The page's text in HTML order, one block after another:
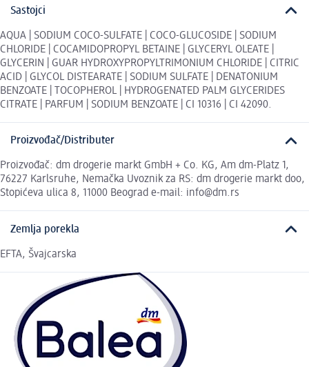
Sastojci
AQUA | SODIUM COCO-SULFATE | COCO-GLUCOSIDE | SODIUM
CHLORIDE | COCAMIDOPROPYL BETAINE | GLYCERYL OLEATE |
GLYCERIN | GUAR HYDROXYPROPYLTRIMONIUM CHLORIDE | CITRIC
ACID | GLYCOL DISTEARATE | SODIUM SULFATE | DENATONIUM
BENZOATE | TOCOPHEROL | HYDROGENATED PALM GLYCERIDES
CITRATE | PARFUM | SODIUM BENZOATE | CI 10316 | CI 42090.
Proizvođač/Distributer
Proizvođač: dm drogerie markt GmbH + Co. KG, Am dm-Platz 1,
76227 Karlsruhe, Nemačka Uvoznik za RS: dm drogerie markt doo,
Stopićeva ulica 8, 11000 Beograd e-mail: info@dm.rs
Zemlja porekla
EFTA, Švajcarska